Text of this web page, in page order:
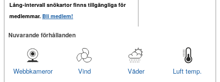
Lång-intervall snökartor finns tillgängliga för
medlemmar. Bli medlem!
Nuvarande förhållanden
Luft temp.
Väder
Vind
Webbkameror